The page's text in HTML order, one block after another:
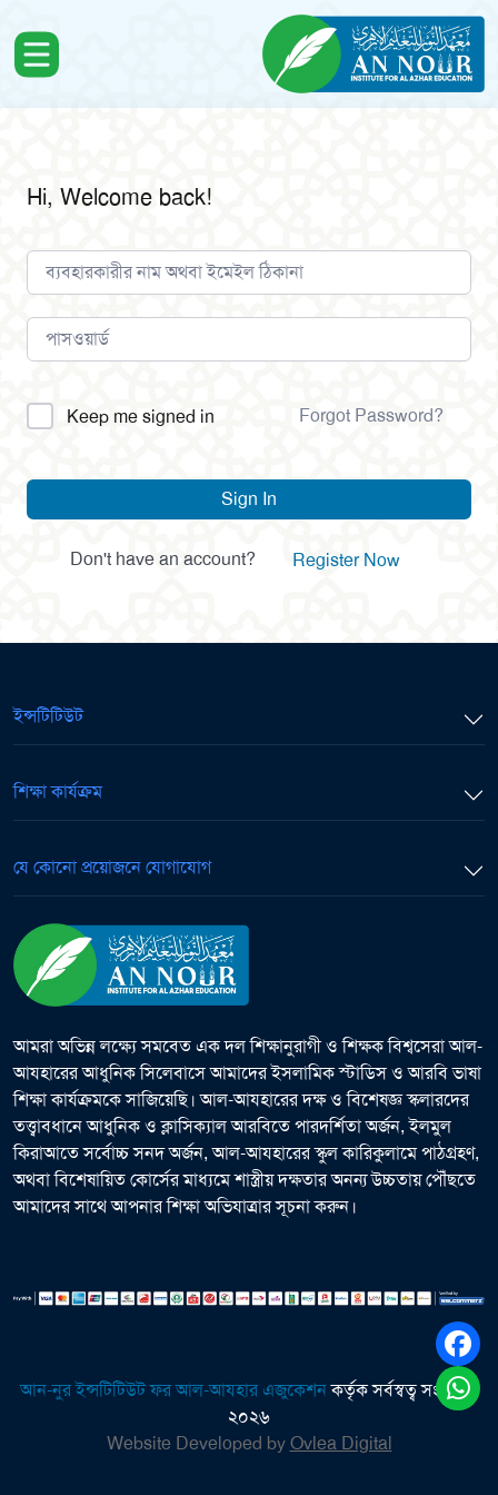
Hi, Welcome back!
Alternative:
Keep me signed in Forgot Password?
Sign In
Don't have an account? Register Now
ইন্সটিটিউট
শিক্ষা কার্যক্রম
যে কোনো প্রয়োজনে যোগাযোগ
আমরা অভিন্ন লক্ষ্যে সমবেত এক দল শিক্ষানুরাগী ও শিক্ষক বিশ্বসেরা আল-
আযহারের আধুনিক সিলেবাসে আমাদের ইসলামিক স্টাডিস ও আরবি ভাষা
শিক্ষা কার্যক্রমকে সাজিয়েছি। আল-আযহারের দক্ষ ও বিশেষজ্ঞ স্কলারদের
তত্ত্বাবধানে আধুনিক ও ক্লাসিক্যাল আরবিতে পারদর্শিতা অর্জন, ইলমুল
কিরাআতে সর্বোচ্চ সনদ অর্জন, আল-আযহারের স্কুল কারিকুলামে পাঠগ্রহণ,
অথবা বিশেষায়িত কোর্সের মাধ্যমে শাস্ত্রীয় দক্ষতার অনন্য উচ্চতায় পৌঁছতে
আমাদের সাথে আপনার শিক্ষা অভিযাত্রার সূচনা করুন।
আন-নুর ইন্সটিটিউট ফর আল-আযহার এজুকেশনকর্তৃক সর্বস্বত্ব সংরক্ষিত
২০২৬
Website Developed byOvlea Digital